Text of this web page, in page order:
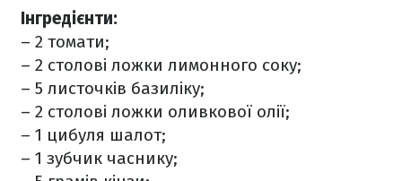
Інгредієнти⁣⁣⁣:
– 2 томати;
– 2 столові ложки лимонного соку;
– 5 листочків базиліку;
– 2 столові ложки оливкової олії;
– 1 цибуля шалот;
– 1 зубчик часнику;